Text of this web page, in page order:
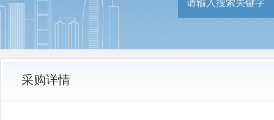
采购详情